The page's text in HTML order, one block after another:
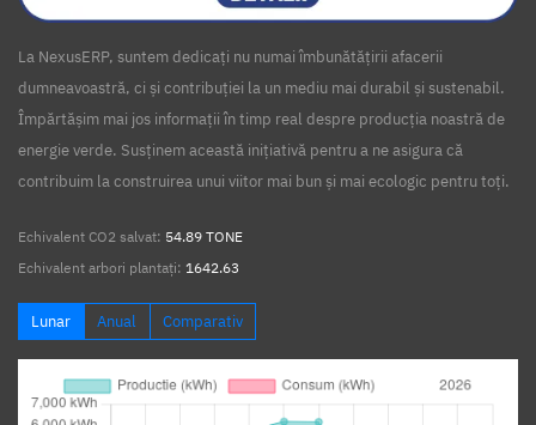
La NexusERP, suntem dedicați nu numai îmbunătățirii afacerii
dumneavoastră, ci și contribuției la un mediu mai durabil și sustenabil.
Împărtășim mai jos informații în timp real despre producția noastră de
energie verde. Susținem această inițiativă pentru a ne asigura că
contribuim la construirea unui viitor mai bun și mai ecologic pentru toți.
Echivalent CO2 salvat: 54.89 TONE
Echivalent arbori plantați: 1642.63
Lunar Anual Comparativ